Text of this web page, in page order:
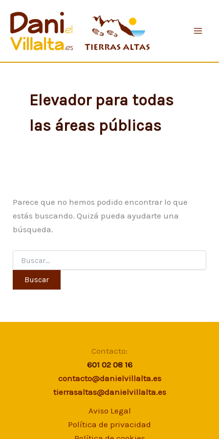
contenido
Elevador para todas
las áreas públicas
Parece que no hemos podido encontrar lo que
estás buscando. Quizá pueda ayudarte una
búsqueda.
por:
Contacto:
601 02 08 16
contacto@danielvillalta.es
tierrasaltas@danielvillalta.es
Aviso Legal
Política de privacidad